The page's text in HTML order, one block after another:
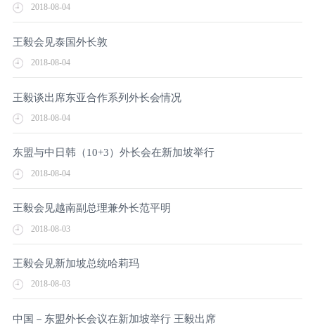
2018-08-04
王毅会见泰国外长敦
2018-08-04
王毅谈出席东亚合作系列外长会情况
2018-08-04
东盟与中日韩（10+3）外长会在新加坡举行
2018-08-04
王毅会见越南副总理兼外长范平明
2018-08-03
王毅会见新加坡总统哈莉玛
2018-08-03
中国－东盟外长会议在新加坡举行 王毅出席